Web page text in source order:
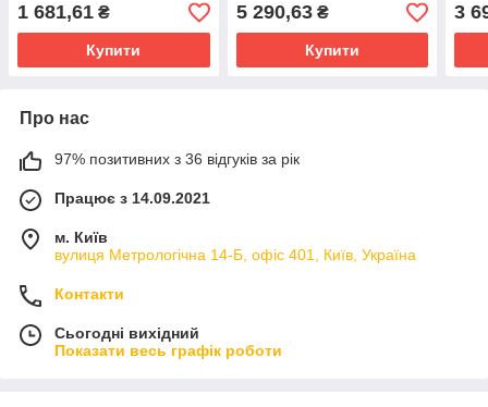
1 681,61 ₴
Купити
5 290,63₴
Купити
3
Про нас
97% позитивних з 36 відгуків за рік
Працює з 14.09.2021
м. Київ
вулиця Метрологічна 14-Б, офіс 401, Київ, Україна
Контакти
Сьогодні вихідний
Показати весь графік роботи